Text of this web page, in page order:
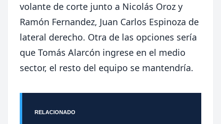
volante de corte junto a Nicolás Oroz y
Ramón Fernandez, Juan Carlos Espinoza de
lateral derecho. Otra de las opciones sería
que Tomás Alarcón ingrese en el medio
sector, el resto del equipo se mantendría.
RELACIONADO